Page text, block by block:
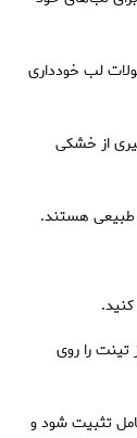
لب خودداری
از خشکی
طبیعی هستند.
تینت را روی
تثبیت شود و